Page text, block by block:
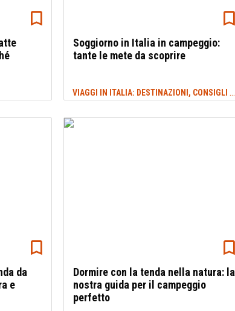
Soggiorno in Italia in campeggio:
tante le mete da scoprire
VIAGGI IN ITALIA: DESTINAZIONI, CONSIGLI E IDEE DI VIAGGIO
da
e
Dormire con la tenda nella natura: la
nostra guida per il campeggio
perfetto